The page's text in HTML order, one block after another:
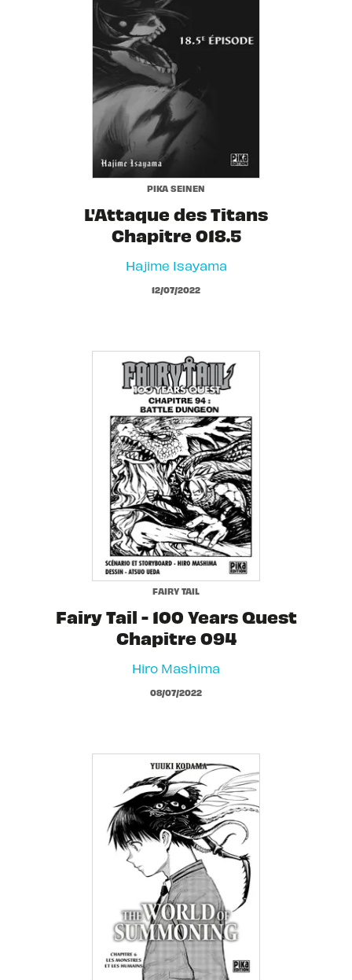
PIKA SEINEN
L'Attaque des Titans
Chapitre 018.5
Hajime Isayama
12/07/2022
FAIRY TAIL
Fairy Tail - 100 Years Quest
Chapitre 094
Hiro Mashima
08/07/2022